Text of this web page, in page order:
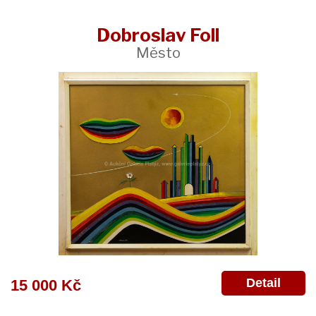
Dobroslav Foll
Město
15 000 Kč Detail